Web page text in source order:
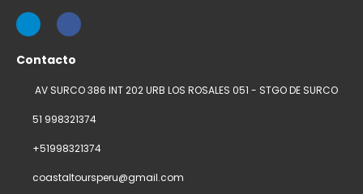
Contacto
AV SURCO 386 INT 202 URB LOS ROSALES 051 - STGO DE SURCO
51 998321374
+51998321374
coastaltoursperu@gmail.com